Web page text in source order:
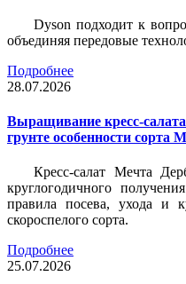
Dyson подходит к
объединяя передовые
Подробнее
28.07.2026
Выращивание кресс-
грунте особенности сорта
Кресс-салат Мечта
круглогодичного
правила посева, ухода и
скороспелого сорта.
Подробнее
25.07.2026